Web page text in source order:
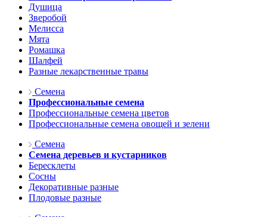
Душица
Зверобой
Мелисса
Мята
Ромашка
Шалфей
Разные лекарственные травы
Семена
Профессиональные семена
Профессиональные семена цветов
Профессиональные семена овощей и зелени
Семена
Семена деревьев и кустарников
Бересклеты
Сосны
Декоративные разные
Плодовые разные